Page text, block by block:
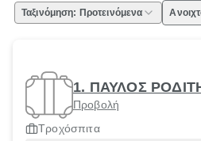
Ταξινόμηση: Προτεινόμενα
1. ΠΑΥΛΟΣ
Προβολή
Τροχόσπιτα